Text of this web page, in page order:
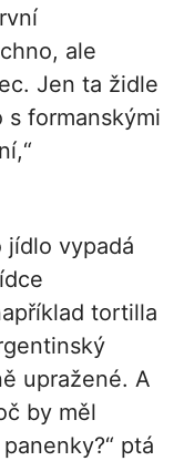
ale
Jen ta židle
formanskými
jídlo vypadá
tortilla
upražené. A
by měl
ptá